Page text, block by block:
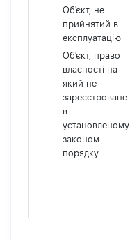
Об'єкт, не
прийнятий в
експлуатацію
Об'єкт, право
власності на
який не
зареєстроване
в
установленому
законом
порядку